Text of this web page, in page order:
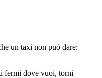
un taxi non può dare:
fermi dove vuoi, torni